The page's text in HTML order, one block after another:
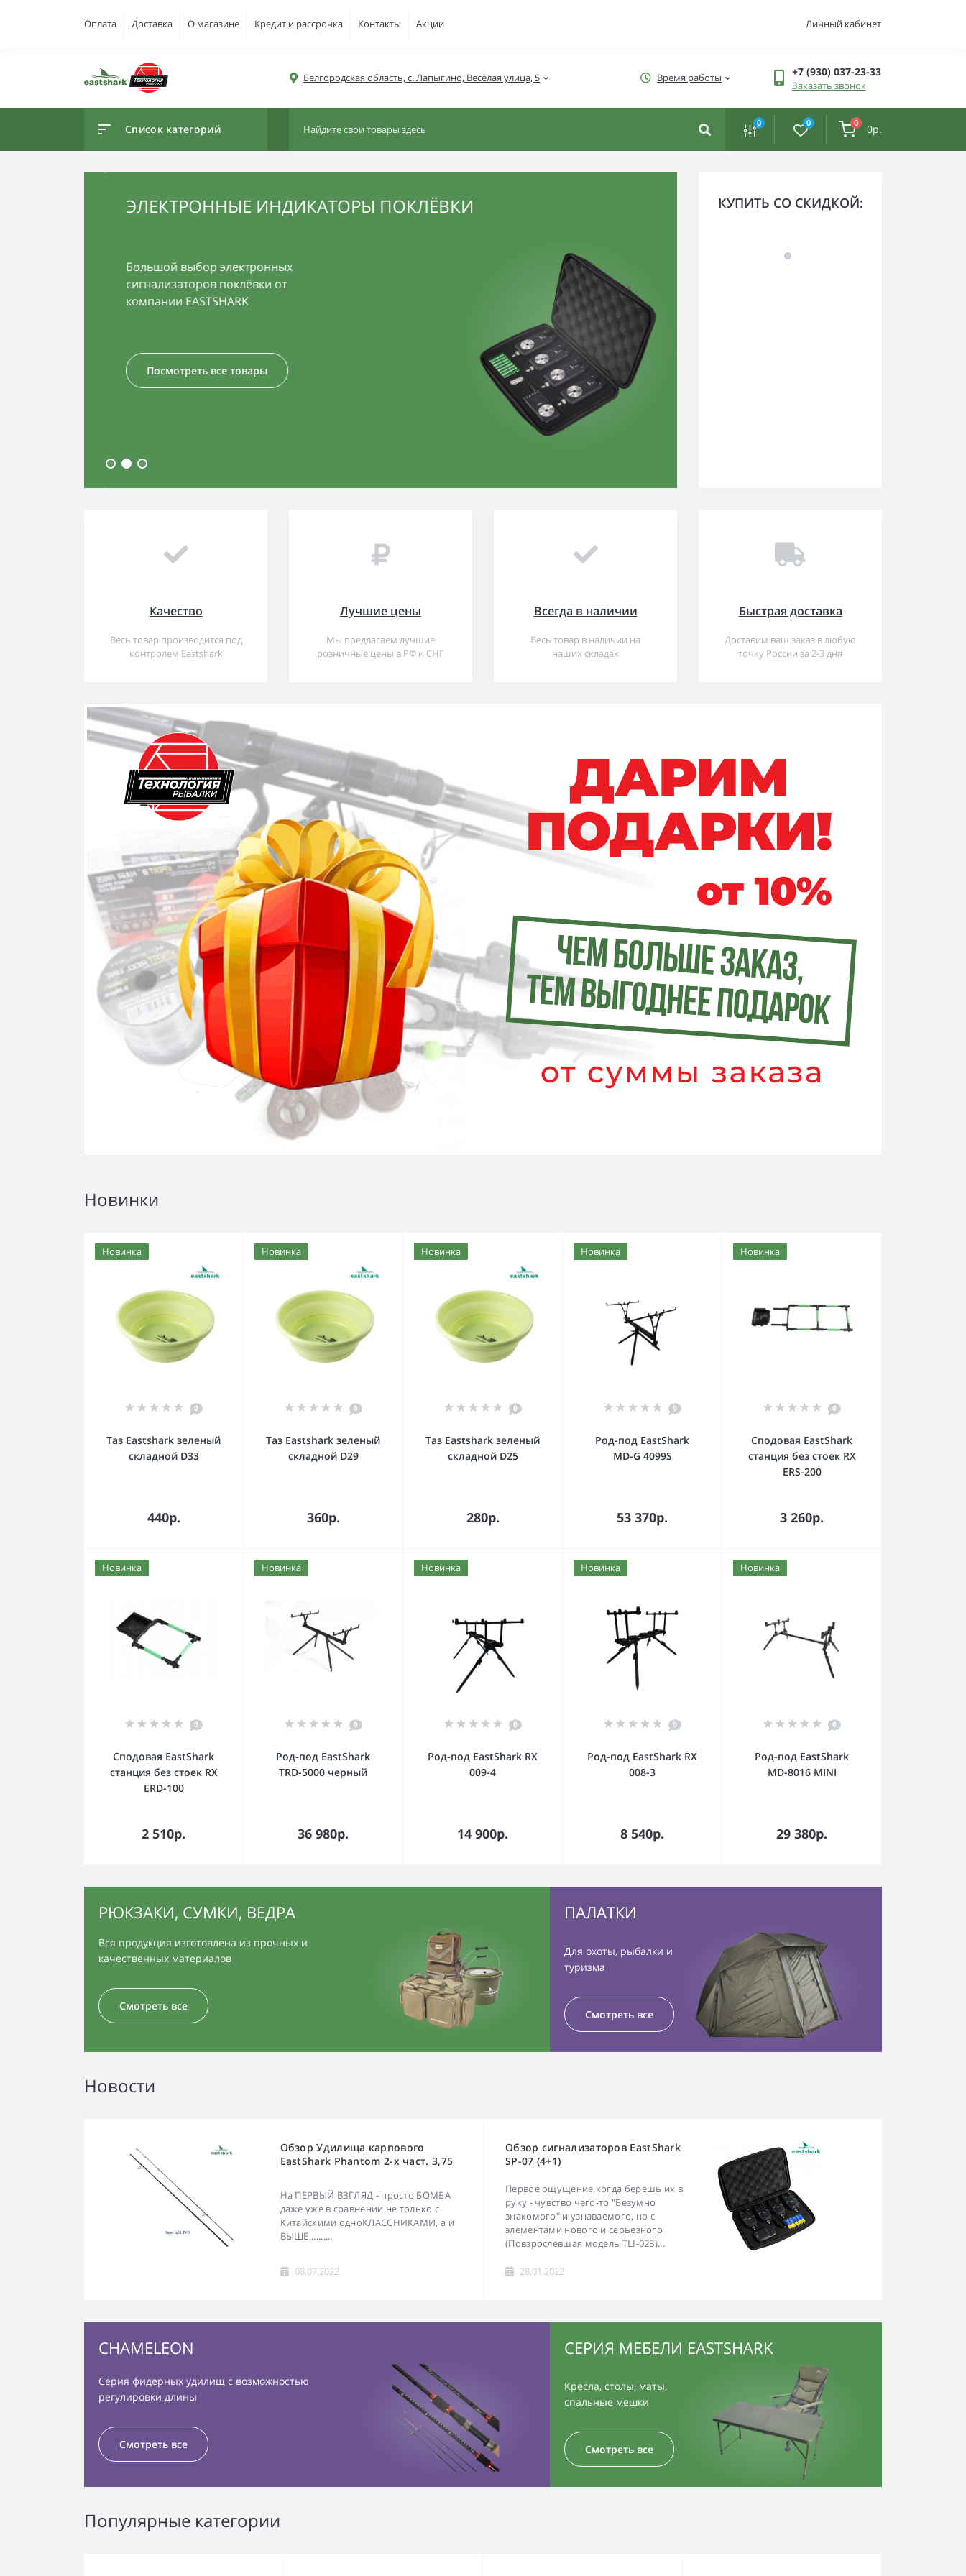
Оплата Доставка О магазине Кредит и рассрочка Контакты Акции Личный кабинет
Белгородская область, с. Лапыгино, Весёлая улица, 5 Время работы +7 (930) 037-23-33
Заказать звонок
Список категорий 0 0 0 0р.
ЭЛЕКТРОННЫЕ ИНДИКАТОРЫ ПОКЛЁВКИ
Большой выбор электронных
сигнализаторов поклёвки от
компании EASTSHARK
Посмотреть все товары
СЪЕДОБНЫЕ СИЛИКОНОВЫЕ
КУПИТЬ СО СКИДКОЙ:
Качество
Весь товар производится под
контролем Eastshark
Лучшие цены
Мы предлагаем лучшие
розничные цены в РФ и СНГ
Всегда в наличии
Весь товар в наличии на
наших складах
Быстрая доставка
Доставим ваш заказ в любую
точку России за 2-3 дня
Новинки
Новинка
0
Таз Eastshark зеленый
складной D33
440р.
В корзину
Новинка
0
Таз Eastshark зеленый
складной D29
360р.
В корзину
Новинка
0
Таз Eastshark зеленый
складной D25
280р.
В корзину
Новинка
0
Род-под EastShark
MD-G 4099S
53 370р.
В корзину
Новинка
0
Сподовая EastShark
станция без стоек RX
ERS-200
3 260р.
В корзину
Новинка
0
Сподовая EastShark
станция без стоек RX
ERD-100
2 510р.
В корзину
Новинка
0
Род-под EastShark
TRD-5000 черный
36 980р.
В корзину
Новинка
0
Род-под EastShark RX
009-4
14 900р.
В корзину
Новинка
0
Род-под EastShark RX
008-3
8 540р.
В корзину
Новинка
0
Род-под EastShark
MD-8016 MINI
29 380р.
В корзину
РЮКЗАКИ, СУМКИ, ВЕДРА
Вся продукция изготовлена из прочных и
качественных материалов
Смотреть все
ПАЛАТКИ
Для охоты, рыбалки и
туризма
Смотреть все
Новости
Обзор Удилища карпового
EastShark Phantom 2-х част. 3,75
На ПЕРВЫЙ ВЗГЛЯД - просто БОМБА
даже уже в сравнении не только с
Китайскими одноКЛАССНИКАМИ, а и
ВЫШЕ..........
08.07.2022
Обзор сигнализаторов EastShark
SP-07 (4+1)
Первое ощущение когда берешь их в
руку - чувство чего-то "Безумно
знакомого" и узнаваемого, но с
элементами нового и серьезного
(Повзрослевшая модель TLI-028)...
28.01.2022
CHAMELEON
Серия фидерных удилищ с возможностью
регулировки длины
Смотреть все
СЕРИЯ МЕБЕЛИ EASTSHARK
Кресла, столы, маты,
спальные мешки
Смотреть все
Популярные категории